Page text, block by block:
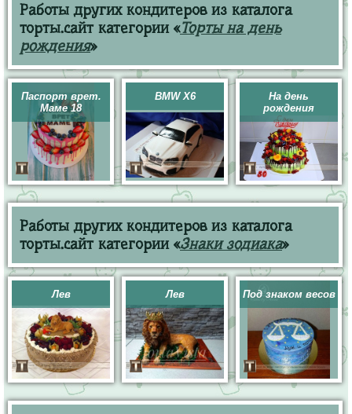
Работы других кондитеров из каталога
торты.сайт категории «Торты на день
рождения»
Паспорт врет.
Маме 18
BMW X6
На день
рождения
Работы других кондитеров из каталога
торты.сайт категории «Знаки зодиака»
Лев Лев Под знаком весов